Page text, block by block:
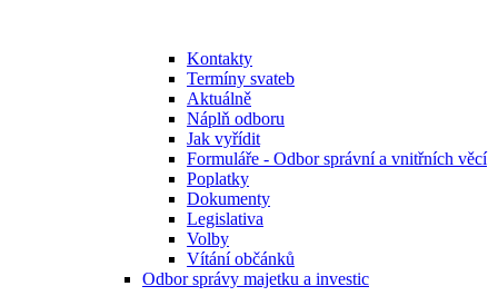
Kontakty
Termíny svateb
Aktuálně
Náplň odboru
Jak vyřídit
Formuláře - Odbor správní a vnitřních věcí
Poplatky
Dokumenty
Legislativa
Volby
Vítání občánků
Odbor správy majetku a investic